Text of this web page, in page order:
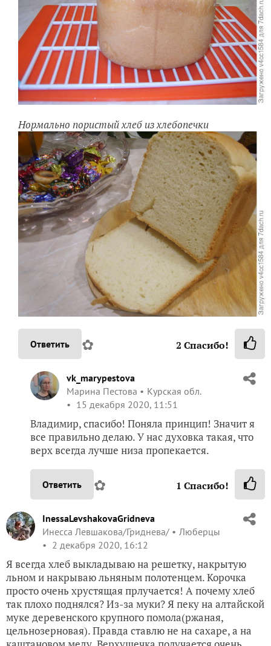
Нормально пористый хлеб из хлебопечки
Ответить ✿ 2 Спасибо!
vk_marypestova
Марина Пестова
Курская обл.
15 декабря 2020, 11:51
Владимир, спасибо! Поняла принцип! Значит я
все правильно делаю. У нас духовка такая, что
верх всегда лучше низа пропекается.
Ответить ✿ 1 Спасибо!
InessaLevshakovaGridneva
Инесса Левшакова/Гриднева/
Люберцы
2 декабря 2020, 16:12
Я всегда хлеб выкладываю на решетку, накрытую
льном и накрываю льняным полотенцем. Корочка
просто очень хрустящая прлучается! А почему хлеб
так плохо поднялся? Из-за муки? Я пеку на алтайской
муке деревенского крупного помола(ржаная,
цельнозерновая). Правда ставлю не на сахаре, а на